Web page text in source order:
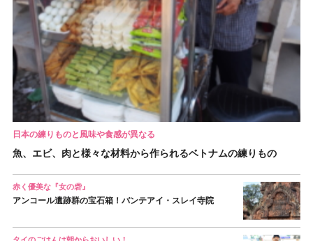
日本の練りものと風味や食感が異なる
魚、エビ、肉と様々な材料から作られるベトナムの練りもの
赤く優美な『女の砦』
アンコール遺跡群の宝石箱！バンテアイ・スレイ寺院